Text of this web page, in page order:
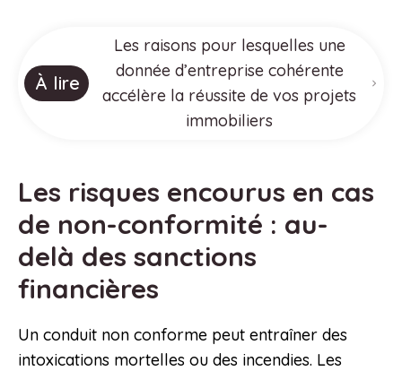
À lire
Les raisons pour lesquelles une
donnée d’entreprise cohérente
accélère la réussite de vos projets
immobiliers
Les risques encourus en cas
de non-conformité : au-
delà des sanctions
financières
Un conduit non conforme peut entraîner des
intoxications mortelles ou des incendies. Les